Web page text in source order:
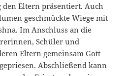
den Eltern präsentiert. Auch
geschmückte Wiege mit
Im Anschluss an die
Schüler und
Eltern gemeinsam Gott
Abschließend kann